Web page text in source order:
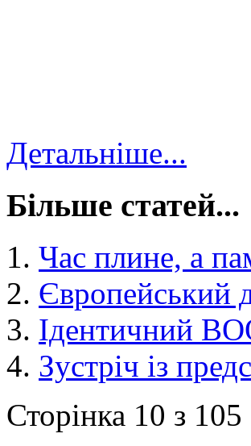
Детальніше...
Більше статей...
Час плине, а
Європейський
Ідентичний
Зустріч із
Сторінка 10 з 105